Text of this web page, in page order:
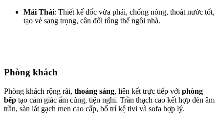
Mái Thái: Thiết kế dốc vừa phải, chống nóng, thoát nước tốt,
tạo vẻ sang trọng, cân đối tổng thể ngôi nhà.
Phòng khách
Phòng khách rộng rãi, thoáng sáng, liên kết trực tiếp với phòng
bếp tạo cảm giác ấm cúng, tiện nghi. Trần thạch cao kết hợp đèn âm
trần, sàn lát gạch men cao cấp, bố trí kệ tivi và sofa hợp lý.